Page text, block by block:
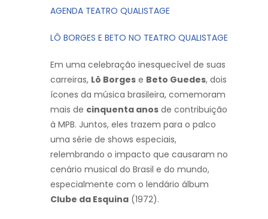
AGENDA TEATRO QUALISTAGE
LÔ BORGES E BETO NO TEATRO QUALISTAGE
Em uma celebração inesquecível de suas
carreiras, Lô Borges e Beto Guedes, dois
ícones da música brasileira, comemoram
mais de cinquenta anos de contribuição
à MPB. Juntos, eles trazem para o palco
uma série de shows especiais,
relembrando o impacto que causaram no
cenário musical do Brasil e do mundo,
especialmente com o lendário álbum
Clube da Esquina (1972).